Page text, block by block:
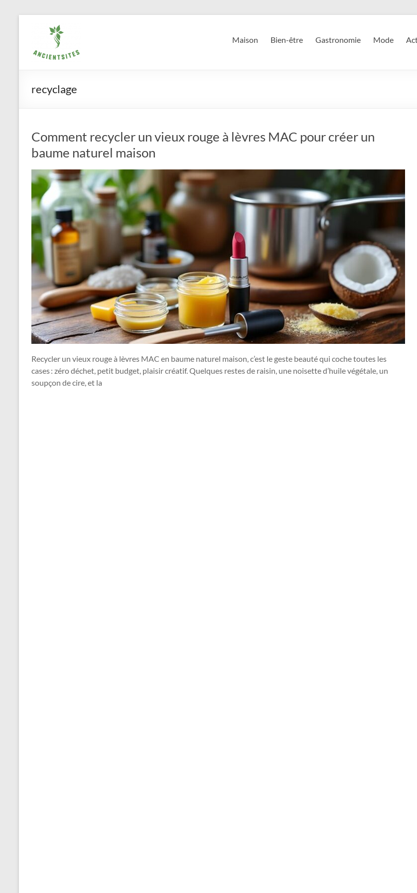
ancientsites.eu Maison Bien-être Gastronomie Mode
recyclage
Comment recycler un vieux rouge à lèvres MAC pour créer un
baume naturel maison
Recycler un vieux rouge à lèvres MAC en baume naturel maison, c’est le geste beauté qui coche toutes les
cases : zéro déchet, petit budget, plaisir créatif. Quelques restes de raisin, une noisette d’huile végétale, un
soupçon de cire, et la